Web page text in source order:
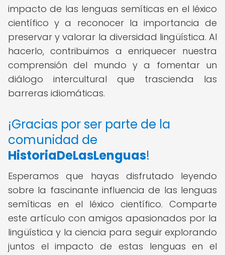
impacto de las lenguas semíticas en el léxico
científico y a reconocer la importancia de
preservar y valorar la diversidad lingüística. Al
hacerlo, contribuimos a enriquecer nuestra
comprensión del mundo y a fomentar un
diálogo intercultural que trascienda las
barreras idiomáticas.
¡Gracias por ser parte de la
comunidad de
HistoriaDeLasLenguas!
Esperamos que hayas disfrutado leyendo
sobre la fascinante influencia de las lenguas
semíticas en el léxico científico. Comparte
este artículo con amigos apasionados por la
lingüística y la ciencia para seguir explorando
juntos el impacto de estas lenguas en el